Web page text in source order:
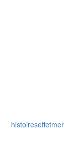
histoireseffetmer